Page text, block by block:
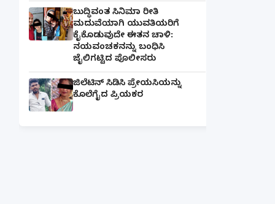
ಬುದ್ಧಿವಂತ ಸಿನಿಮಾ ರೀತಿ
ಮದುವೆಯಾಗಿ ಯುವತಿಯರಿಗೆ
ಕೈಕೊಡುವುದೇ ಈತನ ಚಾಳಿ:
ನಯವಂಚಕನನ್ನು ಬಂಧಿಸಿ
ಜೈಲಿಗಟ್ಟಿದ ಪೊಲೀಸರು
ಜಿಲೆಟಿನ್ ಸಿಡಿಸಿ ಪ್ರೇಯಸಿಯನ್ನು
ಕೊಲೆಗೈದ ಪ್ರಿಯಕರ